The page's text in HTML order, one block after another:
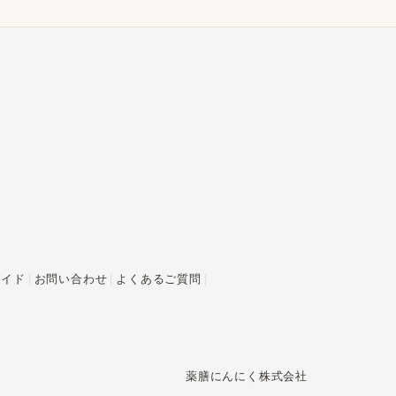
ド お問い合わせ よくあるご質問
薬膳にんにく株式会社